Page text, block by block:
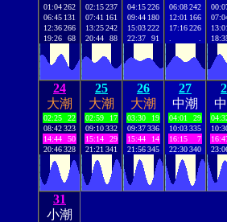
01:04262
06:45 131
12:36266
19:26
68
02:15237
07:41 161
13:25242
20:44
88
04:15226
09:44 180
15:03222
22:37
91
06:08242
12:01 166
17:16226
13:01
24
大潮
02:25
22
08:42323
14:44
50
20:46328
25
大潮
02:59
17
09:10332
15:14
29
21:21 341
26
大潮
03:30
19
09:37336
15:44
14
21:56345
27
中潮
04:01
29
10:03335
16:15
7
22:30340
31
小潮